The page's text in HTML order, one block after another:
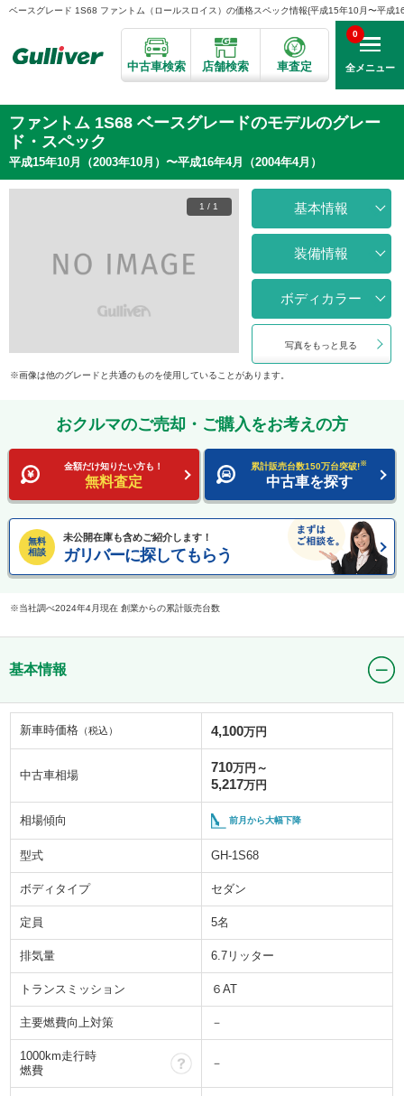
ベースグレード 1S68 ファントム（ロールスロイス）の価格スペック情報{平成15年10月〜平成
中古車検索 店舗検索 車査定 全メニュー
0
ファントム 1S68 ベースグレードのモデルのグレー
ド・スペック
平成15年10月（2003年10月）〜平成16年4月（2004年4月）
1 / 1 基本情報
装備情報
ボディカラー
写真をもっと見る
画像は他のグレードと共通のものを使用していることがあります。
おクルマのご売却・ご購入をお考えの方
金額だけ知りたい方も！
無料査定
累計販売台数150万台突破!※
中古車を探す
無料
相談
未公開在庫も含めご紹介します！
ガリバーに探してもらう
当社調べ2024年4月現在 創業からの累計販売台数
基本情報
新車時価格 （税込） 4,100万円
中古車相場
710万円～
5,217万円
相場傾向 前月から大幅下降
型式 GH-1S68
ボディタイプ セダン
定員 5名
排気量 6.7リッター
トランスミッション ６AT
主要燃費向上対策 －
1000km走行時
燃費
－